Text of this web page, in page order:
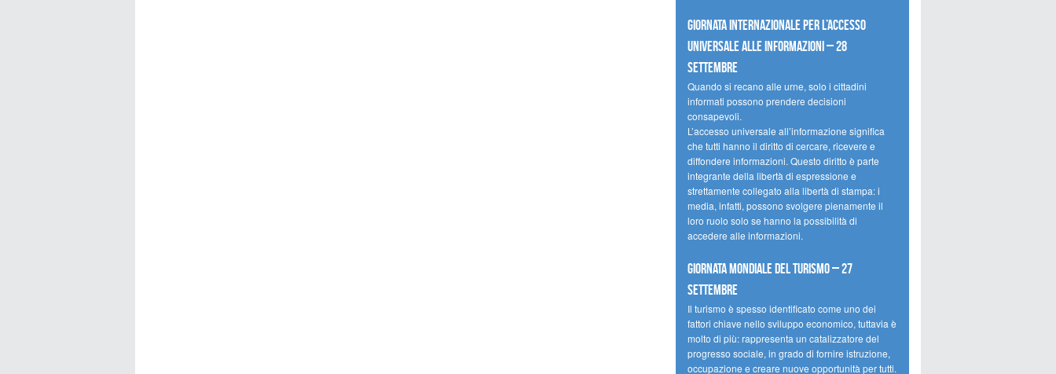
Giornata internazionale per l’accesso
universale alle informazioni – 28
settembre
Quando si recano alle urne, solo i cittadini
informati possono prendere decisioni
consapevoli.
L’accesso universale all’informazione significa
che tutti hanno il diritto di cercare, ricevere e
diffondere informazioni. Questo diritto è parte
integrante della libertà di espressione e
strettamente collegato alla libertà di stampa: i
media, infatti, possono svolgere pienamente il
loro ruolo solo se hanno la possibilità di
accedere alle informazioni.
Giornata mondiale del turismo – 27
settembre
Il turismo è spesso identificato come uno dei
fattori chiave nello sviluppo economico, tuttavia è
molto di più: rappresenta un catalizzatore del
progresso sociale, in grado di fornire istruzione,
occupazione e creare nuove opportunità per tutti.